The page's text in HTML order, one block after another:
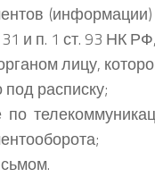
и п. 1 ст. 93 НК
лицу,
расписку;